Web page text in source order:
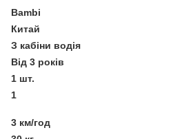
Bambi
Китай
З кабіни водія
Від 3 років
1 шт.
1
3 км/год